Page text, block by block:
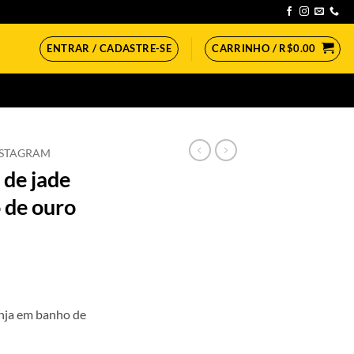
ENTRAR / CADASTRE-SE CARRINHO / R$0.00
jade
de ouro
em banho de